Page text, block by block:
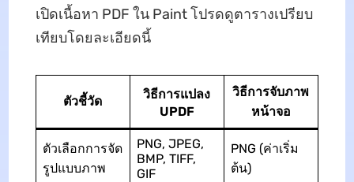
เปิดเนื้อหา PDF ใน Paint โปรดดูตารางเปรียบ
เทียบโดยละเอียดนี้
ตัวชี้วัด
วิธีการแปลง
UPDF
วิธีการจับภาพ
หน้าจอ
ตัวเลือกการจัด
รูปแบบภาพ
PNG, JPEG,
BMP, TIFF,
GIF
PNG (ค่าเริ่ม
ต้น)